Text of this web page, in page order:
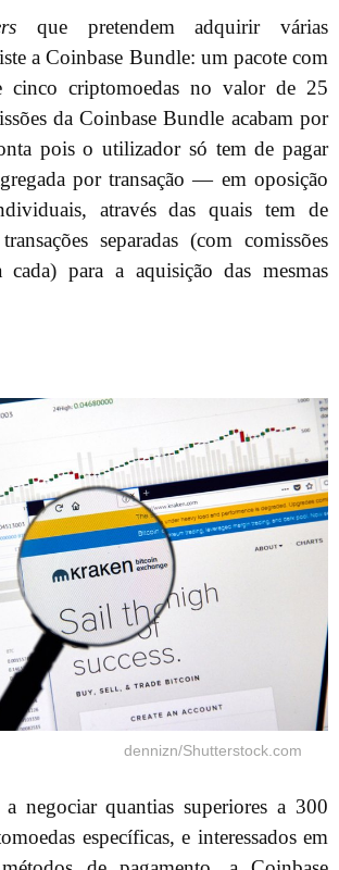
que pretendem adquirir várias
a Coinbase Bundle: um pacote com
cinco criptomoedas no valor de 25
da Coinbase Bundle acabam por
pois o utilizador só tem de pagar
por transação — em oposição
através das quais tem de
separadas (com comissões
cada) para a aquisição das mesmas
dennizn/Shutterstock.com
negociar quantias superiores a 300
específicas, e interessados em